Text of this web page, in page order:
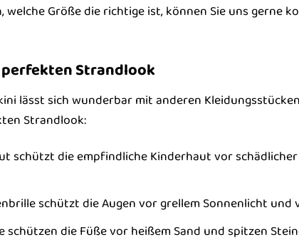
welche Größe die richtige ist, können Sie uns gerne
Strandlook
lässt sich wunderbar mit anderen
Strandlook:
schützt die empfindliche Kinderhaut vor
schützt die Augen vor grellem Sonnenlicht
schützen die Füße vor heißem Sand und spitzen